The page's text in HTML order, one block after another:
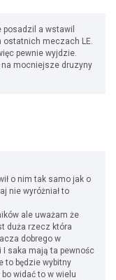
posadzil a wstawil
ostatnich meczach LE.
pewnie wyjdzie.
mocniejsze druzyny
o nim tak samo jak o
nie wyróżniał to
ale uważam że
duża rzecz która
dobrego w
I saka mają ta pewnośc
to będzie wybitny
widać to w wielu